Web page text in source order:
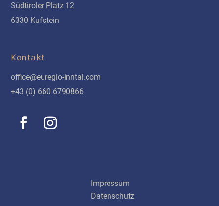
Südtiroler Platz 12
6330 Kufstein
Kontakt
office@euregio-inntal.com
+43 (0) 660 6790866
Impressum
Datenschutz